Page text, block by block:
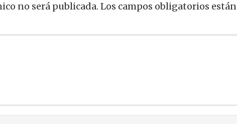
no será publicada. Los campos obligatorios están